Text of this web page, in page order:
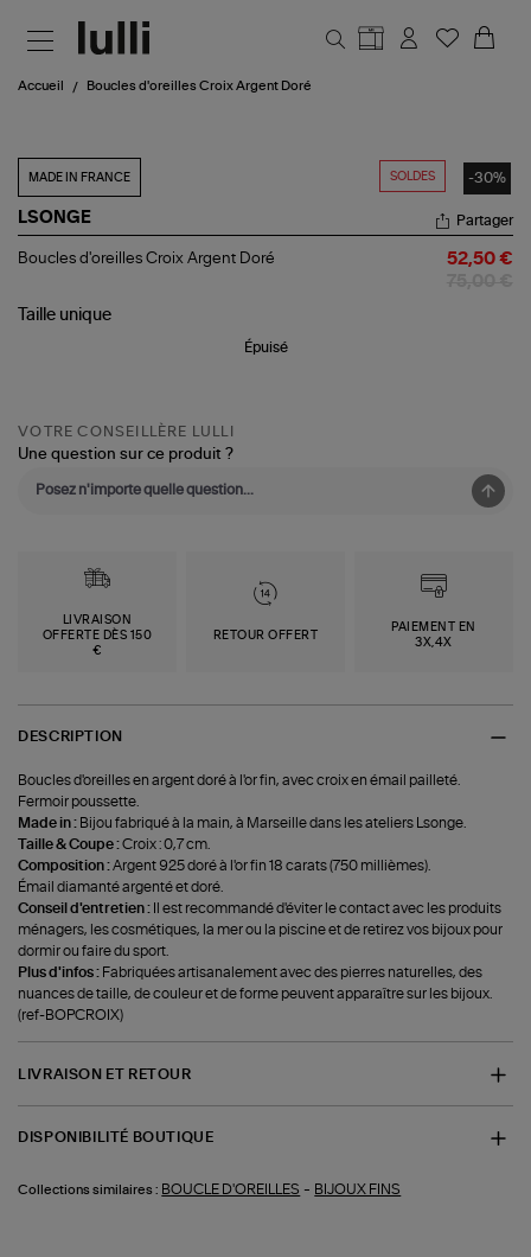
Accueil Boucles d'oreilles Croix Argent Doré
SOLDES -30%
MADE IN FRANCE
LSONGE
Boucles
Argent
Partager
Boucles d'oreilles Croix Argent Doré 52,50 €
Taille unique
Épuisé
VOTRE CONSEILLÈRE LULLI
Une question sur ce produit ?
LIVRAISON
OFFERTE DÈS 150
€
RETOUR OFFERT
PAIEMENT EN
3X,4X
DESCRIPTION
Boucles d'oreilles en argent doré à l'or fin, avec croix en émail pailleté.
Fermoir poussette.
Made in : Bijou fabriqué à la main, à Marseille dans les ateliers Lsonge.
Taille & Coupe :Croix : 0,7 cm.
Composition :Argent 925 doré à l'or fin 18 carats (750 millièmes).
Émail diamanté argenté et doré.
Conseil d'entretien :
Il est recommandé d'éviter le contact avec les produits
ménagers, les cosmétiques, la mer ou la piscine et de retirez vos bijoux pour
dormir ou faire du sport.
Plus d'infos : Fabriquées artisanalement avec des pierres naturelles, des
nuances de taille, de couleur et de forme peuvent apparaître sur les bijoux.
(ref-BOPCROIX)
LIVRAISON ET RETOUR
DISPONIBILITÉ BOUTIQUE
Collections similaires : BOUCLE D'OREILLES - BIJOUX FINS